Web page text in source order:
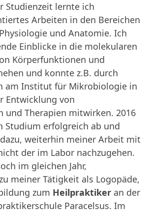
Studienzeit lernte ich
Arbeiten in den Bereichen
und Anatomie. Ich
Einblicke in die molekularen
Körperfunktionen und
und konnte z.B. durch
am Institut für Mikrobiologie in
Entwicklung von
und Therapien mitwirken. 2016
Studium erfolgreich ab und
weiterhin meiner Arbeit mit
der im Labor nachzugehen.
im gleichen Jahr,
meiner Tätigkeit als Logopäde,
zum Heilpraktiker an der
Paracelsus. Im